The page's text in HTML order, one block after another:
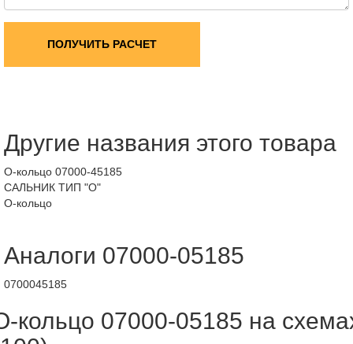
ПОЛУЧИТЬ РАСЧЕТ
Другие названия этого товара
О-кольцо 07000-45185
САЛЬНИК ТИП "О"
О-кольцо
Аналоги 07000-05185
0700045185
кольцо 07000-05185 на